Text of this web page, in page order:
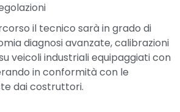
il tecnico sarà in grado di
diagnosi avanzate, calibrazioni
veicoli industriali equipaggiati con
in conformità con le
dai costruttori.